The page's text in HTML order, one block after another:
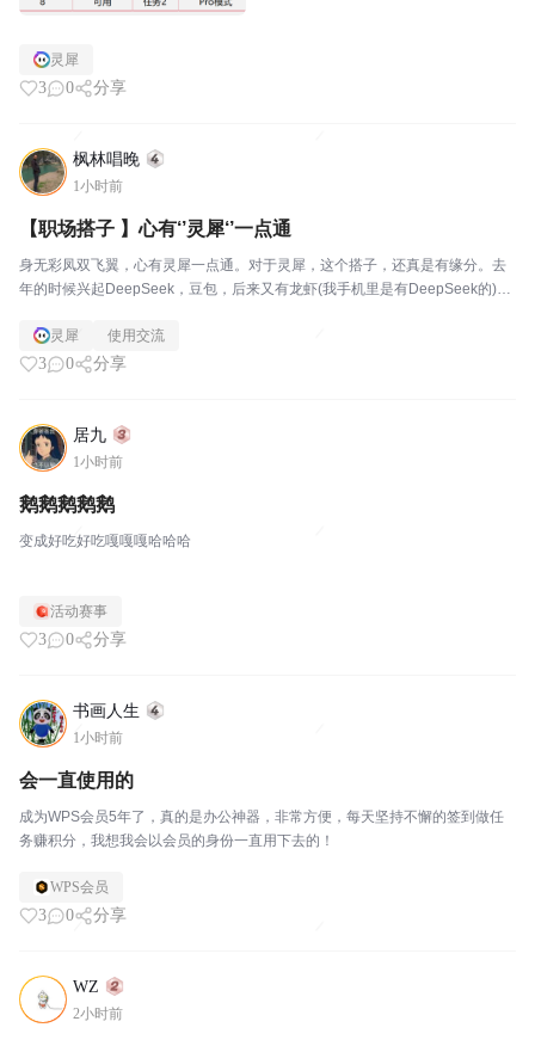
灵犀
3 0 分享
枫林唱晚
1小时前
【职场搭子 】心有‘’灵犀‘’一点通
身无彩凤双飞翼，心有灵犀一点通。对于灵犀，这个搭子，还真是有缘分。去
年的时候兴起DeepSeek，豆包，后来又有龙虾(我手机里是有DeepSeek的)有
销，华而不实。直到上个月写半年度总...
灵犀 使用交流
3 0 分享
居九
1小时前
鹅鹅鹅鹅鹅
变成好吃好吃嘎嘎嘎哈哈哈
活动赛事
3 0 分享
书画人生
1小时前
会一直使用的
成为WPS会员5年了，真的是办公神器，非常方便，每天坚持不懈的签到做任
务赚积分，我想我会以会员的身份一直用下去的！
WPS会员
3 0 分享
WZ
2小时前